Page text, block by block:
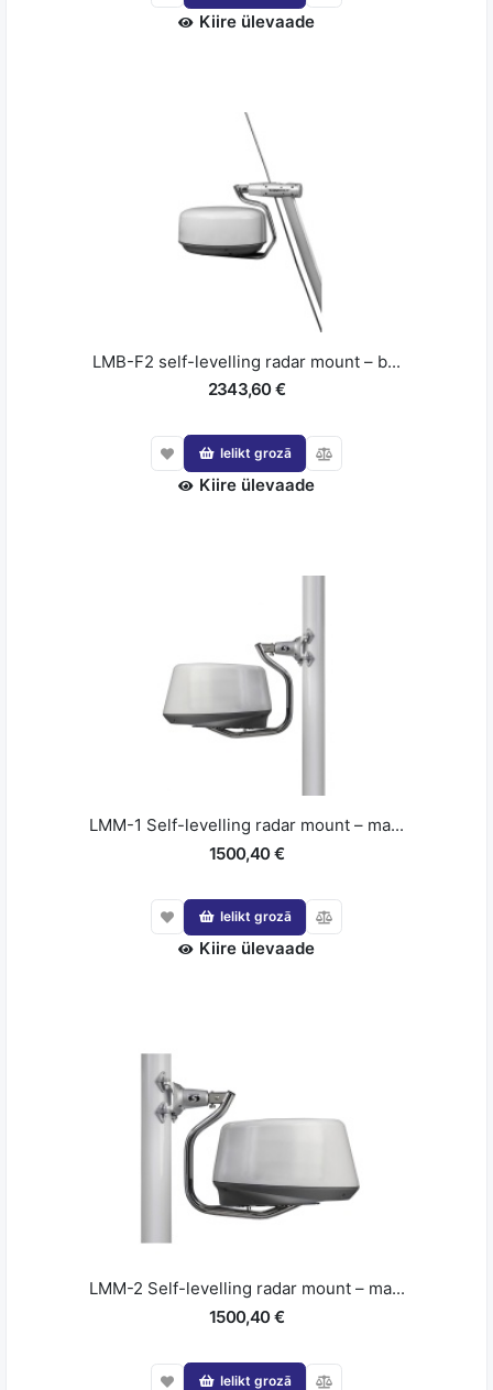
Kiire ülevaade
LMB-F2 self-levelling radar mount – b...
2343,60 €
Ielikt grozā
Kiire ülevaade
LMM-1 Self-levelling radar mount – ma...
1500,40 €
Ielikt grozā
Kiire ülevaade
LMM-2 Self-levelling radar mount – ma...
1500,40 €
Ielikt grozā